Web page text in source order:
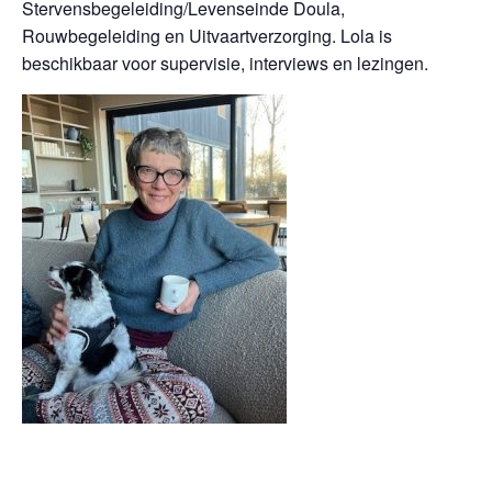
Stervensbegeleiding/Levenseinde Doula,
Rouwbegeleiding en Uitvaartverzorging. Lola is
beschikbaar voor supervisie, interviews en lezingen.